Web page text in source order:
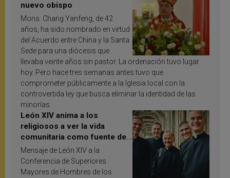
nuevo obispo
Mons. Chang Yanfeng, de 42
años, ha sido nombrado en virtud
del Acuerdo entre China y la Santa
Sede para una diócesis que
llevaba veinte años sin pastor. La ordenación tuvo lugar
hoy. Pero hace tres semanas antes tuvo que
comprometer públicamente a la Iglesia local con la
controvertida ley que busca eliminar la identidad de las
minorías.
León XIV anima a los
religiosos a ver la vida
comunitaria como fuente de
inspiración y santificación
Mensaje de León XIV a la
Conferencia de Superiores
Mayores de Hombres de los